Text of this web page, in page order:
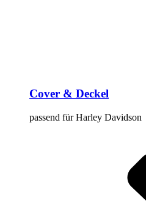
Cover & Deckel
passend für Harley Davidson